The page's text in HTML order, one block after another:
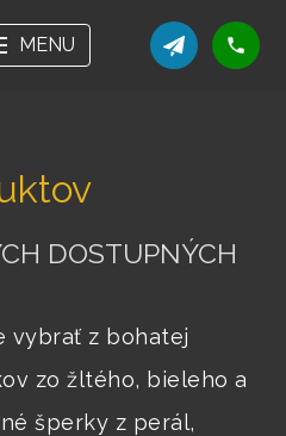
MENU
DOSTUPNÝCH
vybrať z bohatej
zo žltého, bieleho a
šperky z perál,